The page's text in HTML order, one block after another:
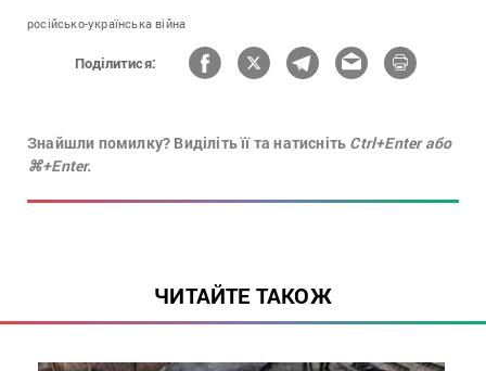
російсько-українська війна
Поділитися:
Знайшли помилку? Виділіть її та натисніть Ctrl+Enter або
⌘+Enter.
ЧИТАЙТЕ ТАКОЖ